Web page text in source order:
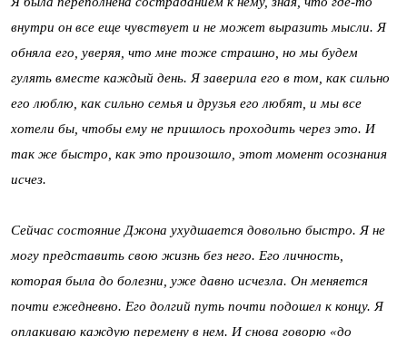
внутри он все еще чувствует и не может выразить мысли. Я
обняла его, уверяя, что мне тоже страшно, но мы будем
гулять вместе каждый день. Я заверила его в том, как сильно
его люблю, как сильно семья и друзья его любят, и мы все
хотели бы, чтобы ему не пришлось проходить через это. И
так же быстро, как это произошло, этот момент осознания
исчез.
Сейчас состояние Джона ухудшается довольно быстро. Я не
могу представить свою жизнь без него. Его личность,
которая была до болезни, уже давно исчезла. Он меняется
почти ежедневно. Его долгий путь почти подошел к концу. Я
оплакиваю каждую перемену в нем. И снова говорю «до